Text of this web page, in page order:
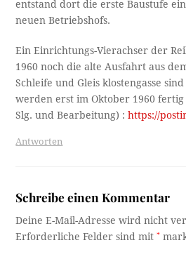
entstand dort die erste Baustufe
neuen Betriebshofs.
Ein Einrichtungs-Vierachser der
1960 noch die alte Ausfahrt aus
Schleife und Gleis klostengasse
werden erst im Oktober 1960 fertig
Slg. und Bearbeitung) :https://
Antworten
Schreibe einen Kommentar
Deine E-Mail-Adresse wird nicht
Erforderliche Felder sind mit*